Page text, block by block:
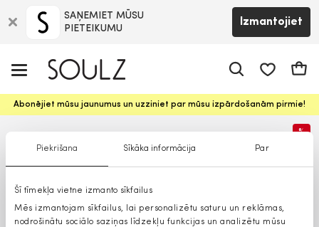
Piekrišana Sīkāka informācija Par
Šī tīmekļa vietne izmanto sīkfailus
Mēs izmantojam sīkfailus, lai personalizētu saturu un reklāmas,
nodrošinātu sociālo saziņas līdzekļu funkcijas un analizētu mūsu
SAŅEMIET MŪSU
PIETEIKUMU
Izmantojiet
Abonējiet mūsu jaunumus un uzziniet par mūsu izpārdošanām pirmie!
%